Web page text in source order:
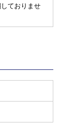
ておりませ